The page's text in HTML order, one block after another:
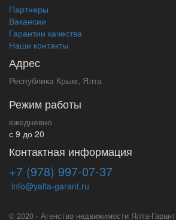
Партнеры
Вакансии
Гарантии качества
Наши контакты
Адрес
Республика Крым, Ялта
Режим работы
ежедневно
с 9 до 20
Контактная информация
+7 (978) 997-07-37
info@yalta-garant.ru
© 2020 - Агенство недвижимости Ялта-Гарант